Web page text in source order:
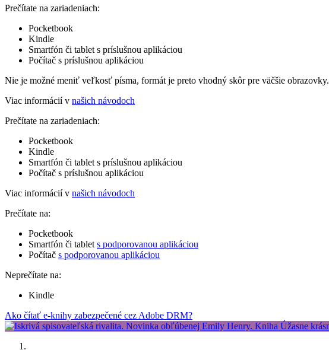
Prečítate na zariadeniach:
Pocketbook
Kindle
Smartfón či tablet s príslušnou aplikáciou
Počítač s príslušnou aplikáciou
Nie je možné meniť veľkosť písma, formát je preto vhodný skôr pre väčšie obrazovky.
Viac informácií v našich návodoch
Prečítate na zariadeniach:
Pocketbook
Kindle
Smartfón či tablet s príslušnou aplikáciou
Počítač s príslušnou aplikáciou
Viac informácií v našich návodoch
Prečítate na:
Pocketbook
Smartfón či tablet s podporovanou aplikáciou
Počítač s podporovanou aplikáciou
Neprečítate na:
Kindle
Ako čítať e-knihy zabezpečené cez Adobe DRM?